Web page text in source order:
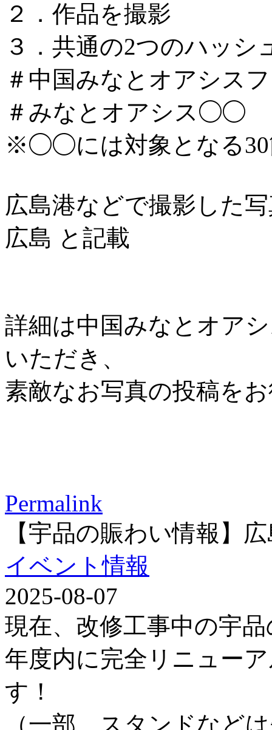
２．作品を撮影
３．共通の2つのハッシ
＃中国みなとオアシス
＃みなとオアシス◯◯
※◯◯には対象となる30
広島港などで撮影した
広島 と記載
詳細は中国みなとオア
いただき、
素敵なお写真の投稿を
Permalink
【宇品の賑わい情報】
イベント情報
2025-08-07
現在、改修工事中の宇
年度内に完全リニュー
す！
（一部、スタンドなど